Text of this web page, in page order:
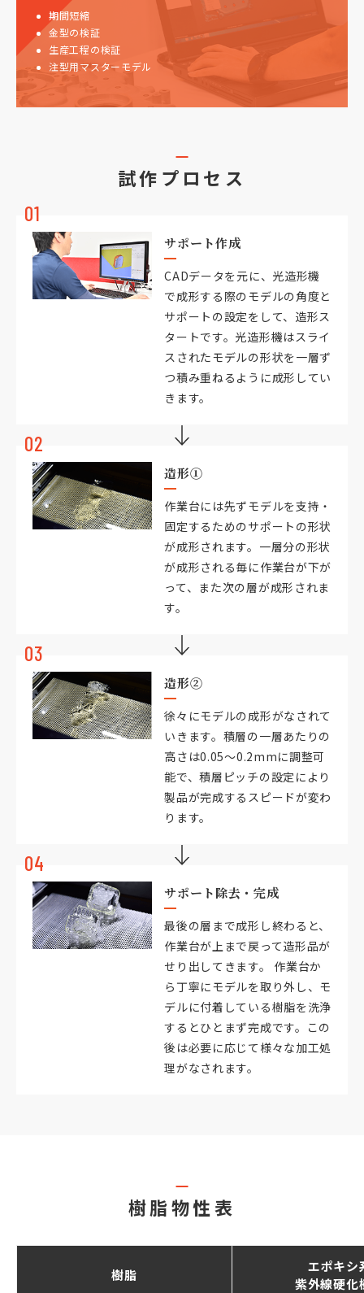
期間短縮
金型の検証
生産工程の検証
注型用マスターモデル
試作プロセス
01
サポート作成
CADデータを元に、光造形機
で成形する際のモデルの角度と
サポートの設定をして、造形ス
タートです。光造形機はスライ
スされたモデルの形状を一層ず
つ積み重ねるように成形してい
きます。
02
造形①
作業台には先ずモデルを支持・
固定するためのサポートの形状
が成形されます。一層分の形状
が成形される毎に作業台が下が
って、また次の層が成形されま
す。
03
造形②
徐々にモデルの成形がなされて
いきます。積層の一層あたりの
高さは0.05〜0.2mmに調整可
能で、積層ピッチの設定により
製品が完成するスピードが変わ
ります。
04
サポート除去・完成
最後の層まで成形し終わると、
作業台が上まで戻って造形品が
せり出してきます。 作業台か
ら丁寧にモデルを取り外し、モ
デルに付着している樹脂を洗浄
するとひとまず完成です。この
後は必要に応じて様々な加工処
理がなされます。
樹脂物性表
樹脂
エポキシ
紫外線硬化